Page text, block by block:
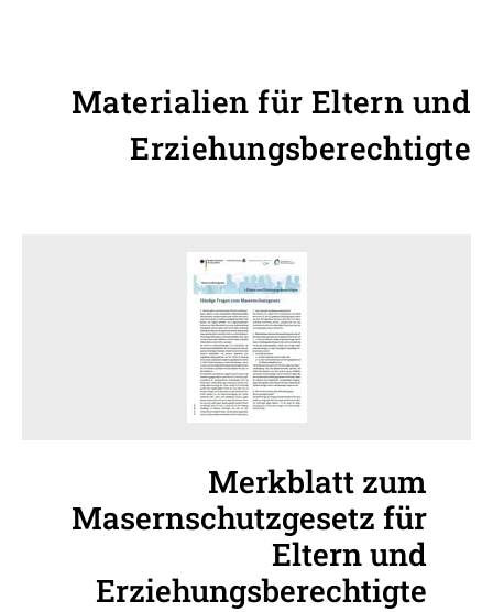
Materialien für Eltern und
Erziehungsberechtigte
Merkblatt zum
Masernschutzgesetz für
Eltern und
Erziehungsberechtigte